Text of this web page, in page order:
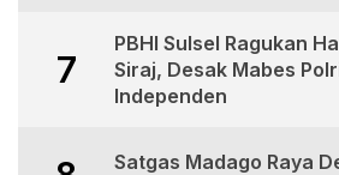
7
PBHI Sulsel Ragukan
Siraj, Desak Mabes
Independen
Satgas Madago Raya